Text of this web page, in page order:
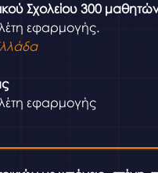
Σχολείου 300
εφαρμογής.
εφαρμογής